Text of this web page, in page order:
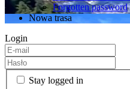
Forgotten password
Nowa trasa
Login
Stay logged in